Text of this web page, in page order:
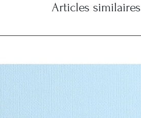
Articles similaires